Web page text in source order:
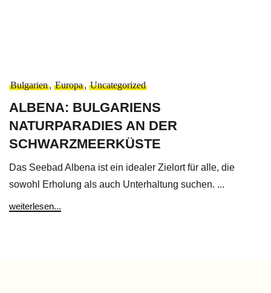
Bulgarien, Europa, Uncategorized
ALBENA: BULGARIENS
NATURPARADIES AN DER
SCHWARZMEERKÜSTE
Das Seebad Albena ist ein idealer Zielort für alle, die
sowohl Erholung als auch Unterhaltung suchen. ...
weiterlesen...